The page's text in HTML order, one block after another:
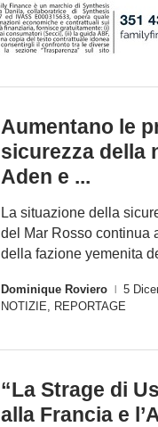
Aumentano le
sicurezza della
Aden e ...
La situazione della
del Mar Rosso continua
della fazione yemenita
Dominique Roviero 5
NOTIZIE
REPORTAGE
“La Strage di
alla Francia e